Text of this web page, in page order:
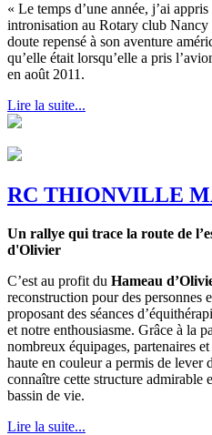
« Le temps d’une année, j’ai
intronisation au Rotary club Nancy
doute repensé à son aventure
qu’elle était lorsqu’elle a pris
en août 2011.
Lire la suite...
RC THIONVILLE
Un rallye qui trace la route de
d'Olivier
C’est au profit du Hameau
reconstruction pour des personnes
proposant des séances
et notre enthousiasme. Grâce à la
nombreux équipages, partenaires
haute en couleur a permis de lever
connaître cette structure admirable
bassin de vie.
Lire la suite...